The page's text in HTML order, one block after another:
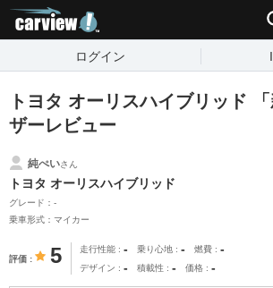
ログイン
トヨタ オーリスハイブリッド
ザーレビュー
純ぺいさん
トヨタ オーリスハイブリッド
グレード：-
乗車形式：マイカー
評価 5 走行性能 - 乗り心地 - 燃費 -
デザイン - 積載性 - 価格 -